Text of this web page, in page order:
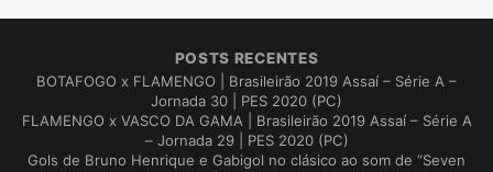
POSTS RECENTES
BOTAFOGO x FLAMENGO | Brasileirão 2019 Assaí – Série A –
Jornada 30 | PES 2020 (PC)
FLAMENGO x VASCO DA GAMA | Brasileirão 2019 Assaí – Série A
– Jornada 29 | PES 2020 (PC)
Gols de Bruno Henrique e Gabigol no clásico ao som de “Seven